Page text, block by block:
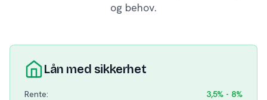
og behov.
Lån med sikkerhet
Rente:
3,5% - 8%